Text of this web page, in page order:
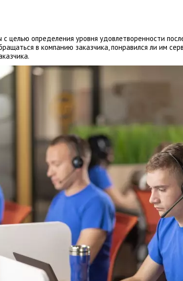
с целью определения уровня удовлетворенности
в компанию заказчика, понравился ли им